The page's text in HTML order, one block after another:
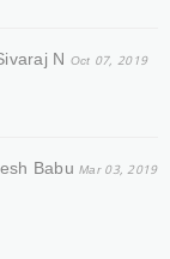
N Oct 07, 2019
Babu Mar 03, 2019